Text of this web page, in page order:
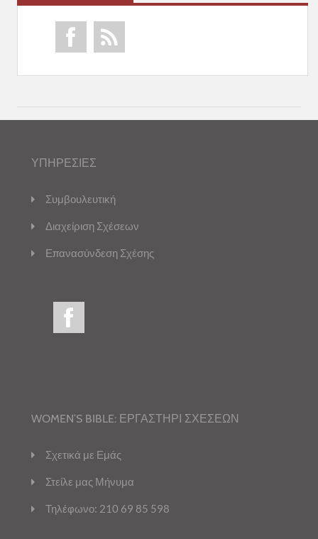
ΥΠΗΡΕΣΙΕΣ
Συμβουλευτική
Διαχείριση Σχέσεων
Επανασύνδεση Σχέσης
WOMEN’S BIBLE: ΕΡΓΑΣΤΗΡΙ ΣΧΕΣΕΩΝ
Σχετικά με Εμάς
Στείλε μας Μήνυμα
Τηλέφωνο: 210 69 85 598